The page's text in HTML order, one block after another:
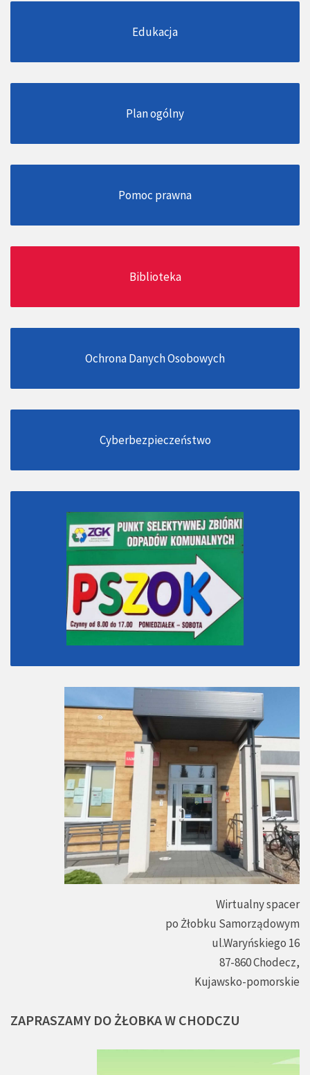
Edukacja
Plan ogólny
Pomoc prawna
Biblioteka
Ochrona Danych Osobowych
Cyberbezpieczeństwo
Wirtualny spacer
po Żłobku Samorządowym
ul.Waryńskiego 16
87-860 Chodecz,
Kujawsko-pomorskie
ZAPRASZAMY DO ŻŁOBKAW CHODCZU